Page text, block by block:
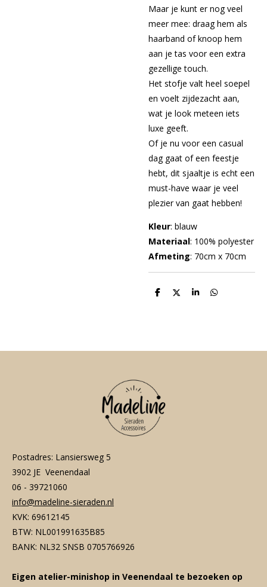
Maar je kunt er nog veel
meer mee: draag hem als
haarband of knoop hem
aan je tas voor een extra
gezellige touch.
Het stofje valt heel soepel
en voelt zijdezacht aan,
wat je look meteen iets
luxe geeft.
Of je nu voor een casual
dag gaat of een feestje
hebt, dit sjaaltje is echt een
must-have waar je veel
plezier van gaat hebben!
Kleur: blauw
Materiaal: 100% polyester
Afmeting: 70cm x 70cm
D
D
S
D
Postadres: Lansiersweg 5
3902 JE Veenendaal
06 - 39721060
info@madeline-sieraden.nl
KVK: 69612145
BTW: NL001991635B85
BANK: NL32 SNSB 0705766926
Eigen atelier-minishop in Veenendaal te bezoeken op